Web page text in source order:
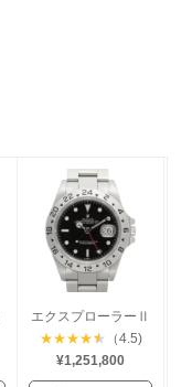
エクスプローラーⅡ
★★★★★
（4.5)
¥1,251,800